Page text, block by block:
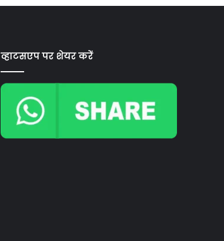
व्हाटसएप पर शेयर करें